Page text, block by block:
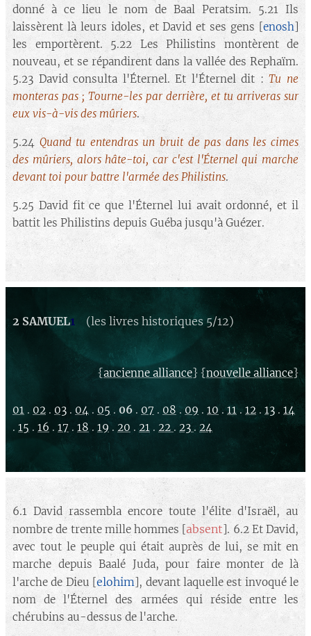
donné à ce lieu le nom de Baal Peratsim. 5.21 Ils
laissèrent là leurs idoles, et David et ses gens [enosh]
les emportèrent. 5.22 Les Philistins montèrent de
nouveau, et se répandirent dans la vallée des Rephaïm.
5.23 David consulta l'Éternel. Et l'Éternel dit :Tu ne
monteras pas ; Tourne-les par derrière, et tu arriveras sur
eux vis-à-vis des mûriers.
5.24 Quand tu entendras un bruit de pas dans les cimes
des mûriers, alors hâte-toi, car c'est l'Éternel qui marche
devant toi pour battre l'armée des Philistins.
5.25 David fit ce que l'Éternel lui avait ordonné, et il
battit les Philistins depuis Guéba jusqu'à Guézer.
2 SAMUEL1 (les livres historiques 5/12)
{ancienne alliance} {nouvelle alliance}
01 . 02 . 03 . 04 . 05 . 06 . 07 . 08 . 09 . 10. 11 . 12 . 13 . 14
. 15 . 16 . 17 . 18 . 19. 20 .21 . 22 . 23 . 24
6.1 David rassembla encore toute l'élite d'Israël, au
nombre de trente mille hommes [absent]. 6.2 Et David,
avec tout le peuple qui était auprès de lui, se mit en
marche depuis Baalé Juda, pour faire monter de là
l'arche de Dieu [elohim], devant laquelle est invoqué le
nom de l'Éternel des armées qui réside entre les
chérubins au-dessus de l'arche.